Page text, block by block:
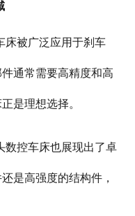
床被广泛应用于刹车
通常需要高精度和高
是理想选择。
数控车床也展现出了卓
是高强度的结构件，